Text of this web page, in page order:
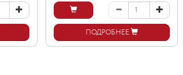
ПОДРОБНЕЕ